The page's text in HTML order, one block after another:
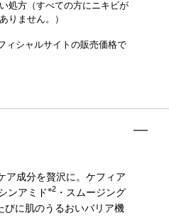
処方（すべての方にニキビが
りません。）
ィシャルサイトの販売価格で
ア成分を贅沢に。ケフィア
ンアミド※2・スムージング
びに肌のうるおいバリア機